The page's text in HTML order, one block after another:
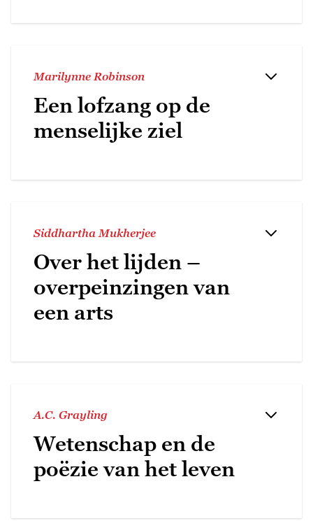
Marilynne Robinson
Een lofzang op de
menselijke ziel
Siddhartha Mukherjee
Over het lijden –
overpeinzingen van
een arts
A.C. Grayling
Wetenschap en de
poëzie van het leven